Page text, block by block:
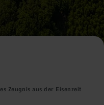
Zeugnis aus der Eisenzeit